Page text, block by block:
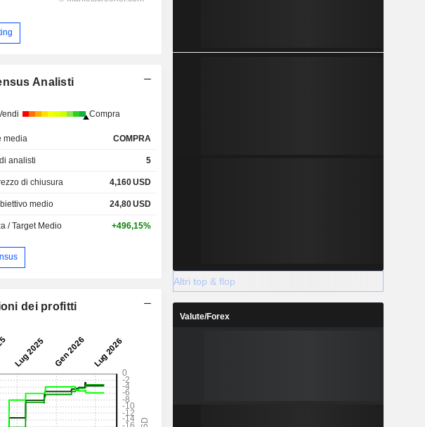
Analisti
Compra
media COMPRA
analisti 5
di chiusura 4,160USD
medio 24,80USD
/ Target Medio +496,15%
dei profitti
Altri top & flop
Valute/Forex